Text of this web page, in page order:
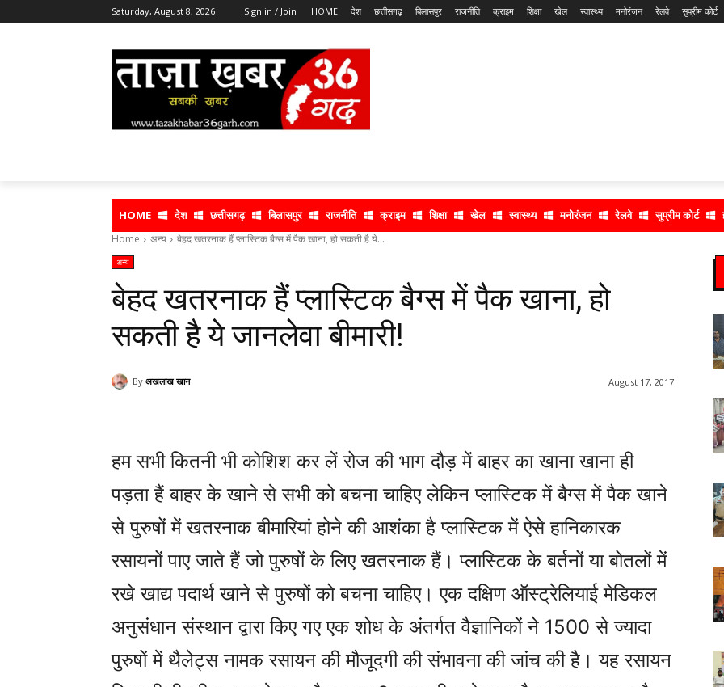
Saturday, August 8, 2026 Sign in / Join HOME देश छत्तीसगढ़ बिलासपुर राजनीति क्राइम शिक्षा खेल स्वास्थ्य मनोरंजन रेलवे सुप्रीम कोर्ट
HOME देश छत्तीसगढ़ बिलासपुर राजनीति क्राइम शिक्षा खेल स्वास्थ्य मनोरंजन रेलवे सुप्रीम कोर्ट
Home अन्य बेहद खतरनाक हैं प्लास्टिक बैग्स में पैक खाना, हो सकती है ये...
अन्य
बेहद खतरनाक हैं प्लास्टिक बैग्स में पैक खाना, हो
सकती है ये जानलेवा बीमारी!
By अखलाख खान August 17, 2017
हम सभी कितनी भी कोशिश कर लें रोज की भाग दौड़ में बाहर का खाना खाना ही
पड़ता हैं बाहर के खाने से सभी को बचना चाहिए लेकिन प्लास्टिक में बैग्स में पैक खाने
से पुरुषों में खतरनाक बीमारियां होने की आशंका है प्लास्टिक में ऐसे हानिकारक
रसायनों पाए जाते हैं जो पुरुषों के लिए खतरनाक हैं। प्लास्टिक के बर्तनों या बोतलों में
रखे खाद्य पदार्थ खाने से पुरुषों को बचना चाहिए। एक दक्षिण ऑस्ट्रेलियाई मेडिकल
अनुसंधान संस्थान द्वारा किए गए एक शोध के अंतर्गत वैज्ञानिकों ने 1500 से ज्यादा
पुरुषों में थैलेट्स नामक रसायन की मौजूदगी की संभावना की जांच की है। यह रसायन